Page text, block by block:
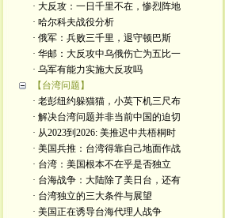
· 大反攻：一日千里不在，惨烈阵地
· 哈尔科夫战役分析
· 俄军：兵败三千里，退守顿巴斯
· 华邮：大反攻中乌俄伤亡为五比一
· 乌军有能力实施大反攻吗
【台湾问题】
· 老彭纽约躲猫猫，小英下机三尺布
· 解决台湾问题并非当前中国的迫切
· 从2023到2026: 美推迟中共梧桐时
· 美国兵推：台湾得靠自己地面作战
· 台湾：美国根本不在乎是否独立
· 台海战争：大陆除了美日台，还有
· 台湾独立的三大条件与展望
· 美国正在诱导台海代理人战争